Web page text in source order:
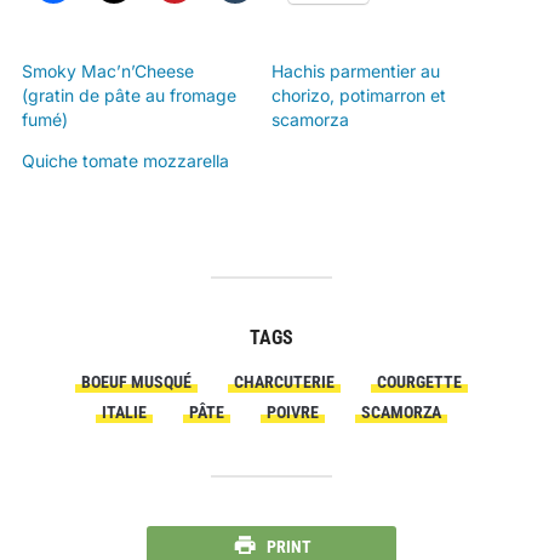
Smoky Mac’n’Cheese
(gratin de pâte au fromage
fumé)
Hachis parmentier au
chorizo, potimarron et
scamorza
Quiche tomate mozzarella
TAGS
BOEUF MUSQUÉ CHARCUTERIE
COURGETTE
ITALIE
PÂTE POIVRE SCAMORZA
PRINT